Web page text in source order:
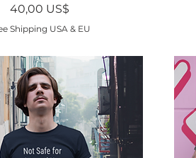
Precio
40,00 US$
Shipping USA & EU